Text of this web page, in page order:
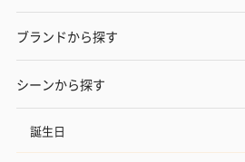
ブランドから探す
シーンから探す
誕生日